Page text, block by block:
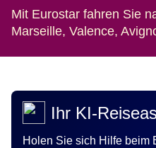
Mit Eurostar fahren Sie
Marseille, Valence,
Ihr KI-
Holen Sie sich Hilfe beim